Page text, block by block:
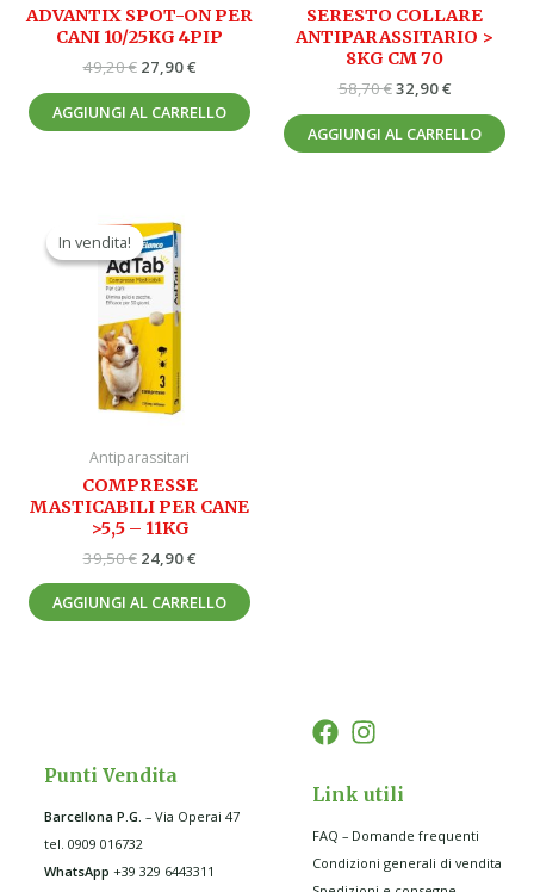
ADVANTIX SPOT-ON PER
CANI 10/25KG 4PIP
49,20€ 27,90€
AGGIUNGI AL CARRELLO
SERESTO COLLARE
ANTIPARASSITARIO >
8KG CM 70
58,70€32,90€
AGGIUNGI AL CARRELLO
In vendita!
In vendita!
Antiparassitari
COMPRESSE
MASTICABILI PER CANE
>5,5 – 11KG
39,50€
prezzo
originale
era:
39,50 €.
24,90€
AGGIUNGI AL CARRELLO
Punti Vendita
Barcellona P.G – Via Operai 47
tel. 0909 016732
WhatsApp +39 329 6443311
Link utili
FAQ – Domande frequenti
Condizioni generali di vendita